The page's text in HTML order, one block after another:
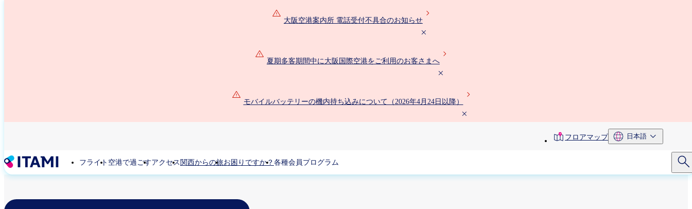
大阪空港案内所 電話受付不具合のお知らせ
夏期多客期間中に大阪国際空港をご利用のお客さまへ
モバイルバッテリーの機内持ち込みについて（2026年4月24日以降）
toolbarフロアマップ 日本語
フライト 空港で過ごすアクセス 関西からの旅お困りですか？ 各種会員プログラム